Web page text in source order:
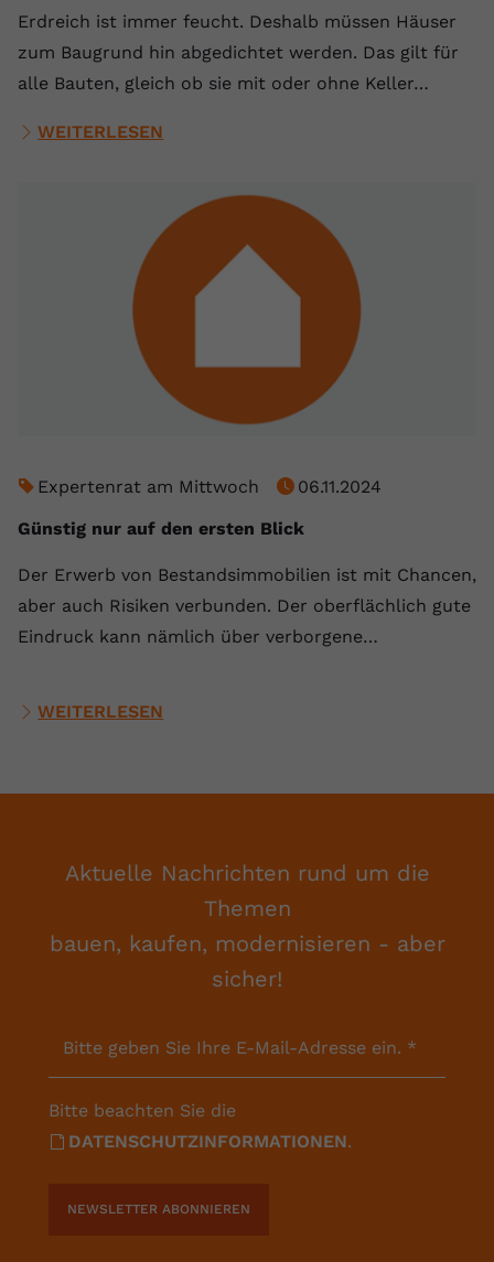
Erdreich ist immer feucht. Deshalb müssen Häuser
zum Baugrund hin abgedichtet werden. Das gilt für
alle Bauten, gleich ob sie mit oder ohne Keller…
WEITERLESEN
Expertenrat am Mittwoch
06.11.2024
Günstig nur auf den ersten Blick
Der Erwerb von Bestandsimmobilien ist mit Chancen,
aber auch Risiken verbunden. Der oberflächlich gute
Eindruck kann nämlich über verborgene…
WEITERLESEN
Aktuelle Nachrichten rund um die
Themen
bauen, kaufen, modernisieren - aber
sicher!
Bitte geben Sie Ihre E-Mail-Adresse ein. *
Bitte beachten Sie die
DATENSCHUTZINFORMATIONEN.
NEWSLETTER ABONNIEREN